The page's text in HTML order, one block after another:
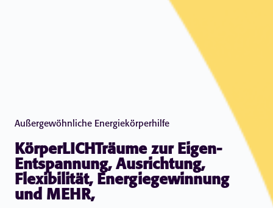
Außergewöhnliche Energiekörperhilfe
KörperLICHTräume zur Eigen-
Entspannung, Ausrichtung,
Flexibilität, Energiegewinnung
und MEHR,